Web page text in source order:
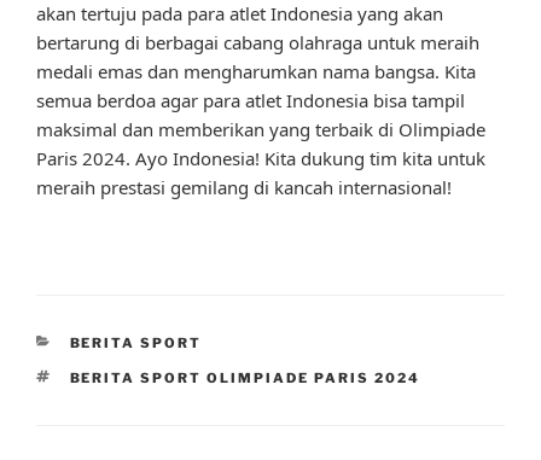
akan tertuju pada para atlet Indonesia yang akan
bertarung di berbagai cabang olahraga untuk meraih
medali emas dan mengharumkan nama bangsa. Kita
semua berdoa agar para atlet Indonesia bisa tampil
maksimal dan memberikan yang terbaik di Olimpiade
Paris 2024. Ayo Indonesia! Kita dukung tim kita untuk
meraih prestasi gemilang di kancah internasional!
CATEGORIES
BERITA SPORT
TAGS
BERITA SPORT OLIMPIADE PARIS 2024